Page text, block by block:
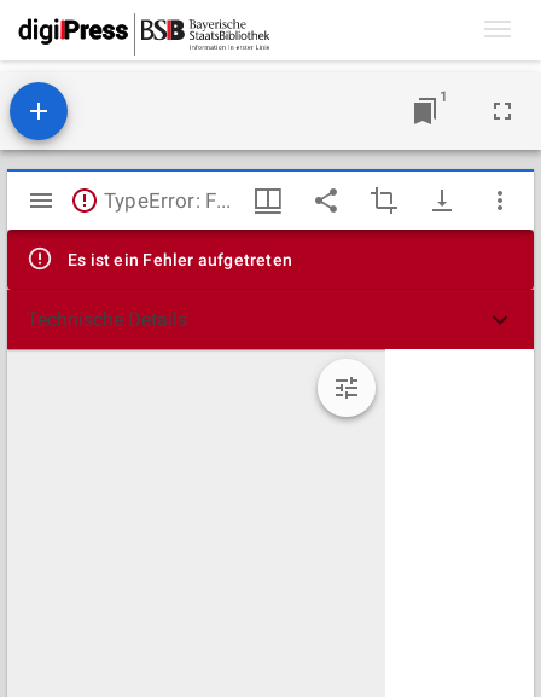
1
Mirador
Viewer
TypeError: Failed to fetch
Es ist ein Fehler aufgetreten
Technische Details